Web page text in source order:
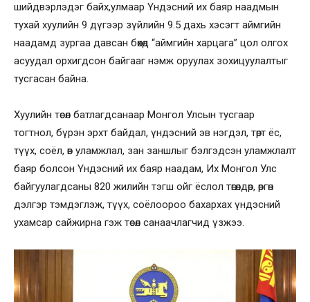
шийдвэрлэдэг байх,улмаар Үндэсний их баяр наадмын
тухай хуулийн 9 дүгээр зүйлийн 9.5 дахь хэсэгт аймгийн
наадамд зургаа давсан бөхөд “аймгийн харцага” цол олгох
асуудал орхигдсон байгааг нэмж оруулах зохицуулалтыг
тусгасан байна.
Хуулийн төсөл батлагдсанаар Монгол Улсын тусгаар
тогтнол, бүрэн эрхт байдал, үндэсний эв нэгдэл, төрт ёс,
түүх, соёл, өв уламжлал, зан заншлыг бэлгэдсэн уламжлалт
баяр болсон Үндэсний их баяр наадам, Их Монгол Улс
байгуулагдсаны 820 жилийн тэгш ойг ёслол төгөлдөр, өргөн
дэлгэр тэмдэглэж, түүх, соёлоороо бахархах үндэсний
ухамсар сайжирна гэж төсөл санаачлагчид үзжээ.